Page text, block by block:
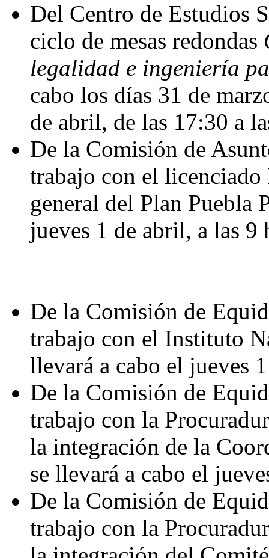
Del Centro de Estudios
ciclo de mesas redondas
legalidad e ingeniería
cabo los días 31 de
de abril, de las 17:30 a
De la Comisión de
trabajo con el
general del Plan Puebla
jueves 1 de abril, a las 9
De la Comisión de
trabajo con el Instituto
llevará a cabo el jueves
De la Comisión de
trabajo con la
la integración de la
se llevará a cabo el
De la Comisión de
trabajo con la